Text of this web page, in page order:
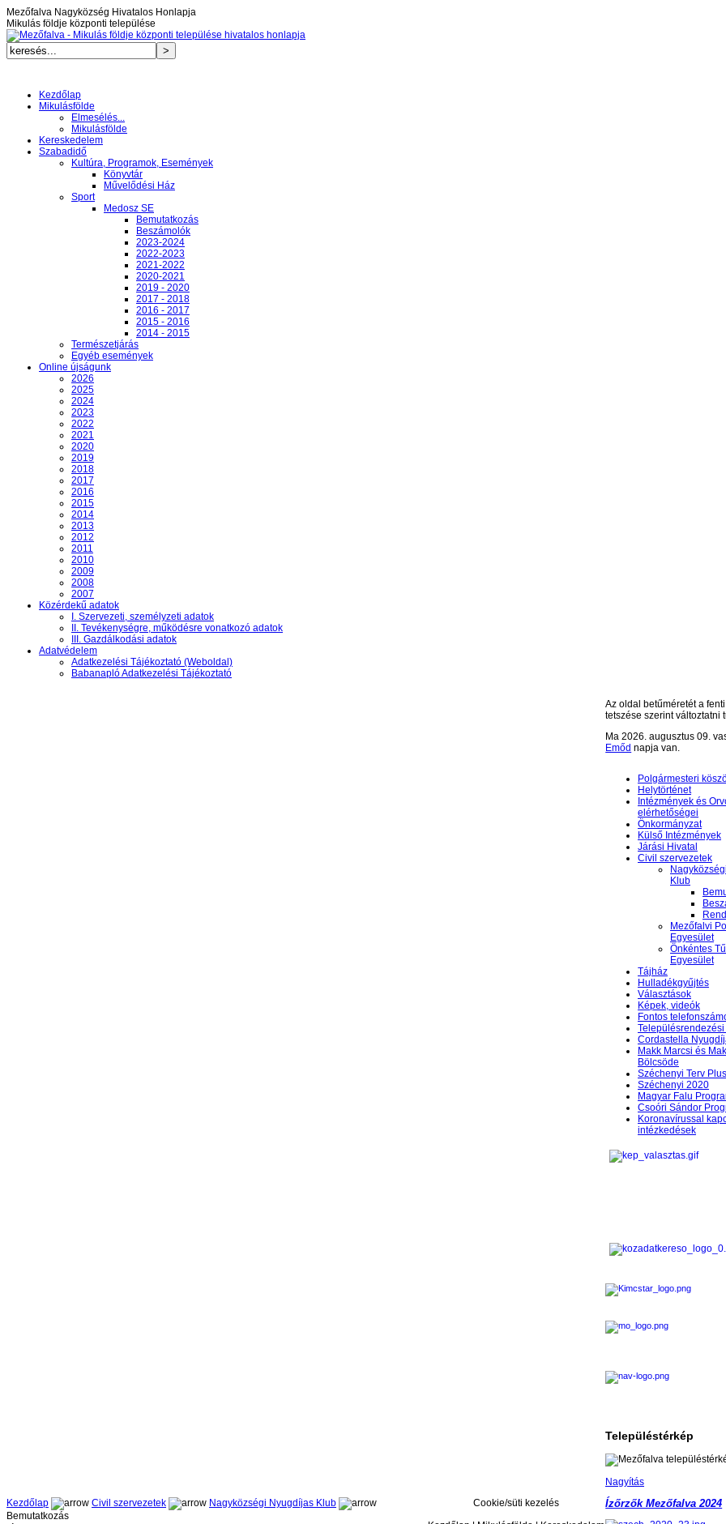
Mezőfalva Nagyközség Hivatalos Honlapja
Mikulás földje központi települése
Kezdőlap
Mikulásfölde
Elmesélés...
Mikulásfölde
Kereskedelem
Szabadidő
Kultúra, Programok, Események
Könyvtár
Művelődési Ház
Sport
Medosz SE
Bemutatkozás
Beszámolók
2023-2024
2022-2023
2021-2022
2020-2021
2019 - 2020
2017 - 2018
2016 - 2017
2015 - 2016
2014 - 2015
Természetjárás
Egyéb események
Online újságunk
2026
2025
2024
2023
2022
2021
2020
2019
2018
2017
2016
2015
2014
2013
2012
2011
2010
2009
2008
2007
Közérdekű adatok
I. Szervezeti, személyzeti adatok
II. Tevékenységre, működésre vonatkozó adatok
III. Gazdálkodási adatok
Adatvédelem
Adatkezelési Tájékoztató (Weboldal)
Babanapló Adatkezelési Tájékoztató
Az oldal betűméretét a
tetszése szerint változtatni
Ma 2026. augusztus 09.
Emőd napja van.
Polgármesteri
Helytörténet
Intézmények és
elérhetőségei
Önkormányzat
Külső Intézmények
Járási Hivatal
Civil szervezetek
Klub
Mezőfalvi
Egyesület
Önkéntes
Egyesület
Tájház
Hulladékgyűjtés
Választások
Képek, videók
Fontos
Településrendezési
Cordastella
Makk Marcsi és
Bölcsöde
Széchenyi Terv
Széchenyi 2020
Magyar Falu
Csoóri Sándor
Koronavírussal
intézkedések
Településtérkép
Nagyítás
Kezdőlap
Civil szervezetek
Nagyközségi Nyugdíjas Klub
Bemutatkozás
Ízőrzők Mezőfalva 2024
Cookie/süti kezelés